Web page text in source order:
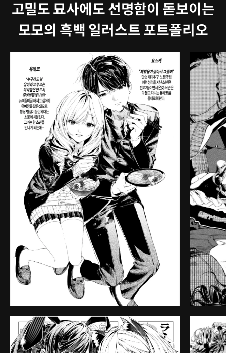
고밀도 묘사에도 선명함이 돋보이는
모모의 흑백 일러스트 포트폴리오